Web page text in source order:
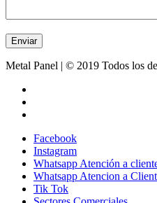
Metal Panel | © 2019 Todos los
Facebook
Instagram
Whatsapp Atención a
Whatsapp Atencion a
Tik Tok